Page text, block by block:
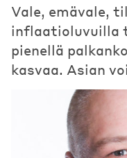
Vale, emävale,
inflaatioluvuilla
pienellä
kasvaa. Asian